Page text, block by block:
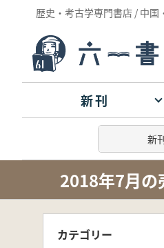
歴史・考古学専門書店 / 中
新刊
2018年7月の
カテゴリー